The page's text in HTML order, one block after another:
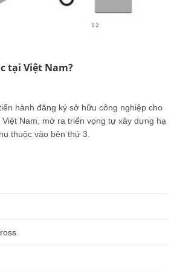
tại Việt Nam?
hành đăng ký sở hữu công nghiệp cho
Nam, mở ra triển vọng tự xây dựng hạ
thuộc vào bên thứ 3.